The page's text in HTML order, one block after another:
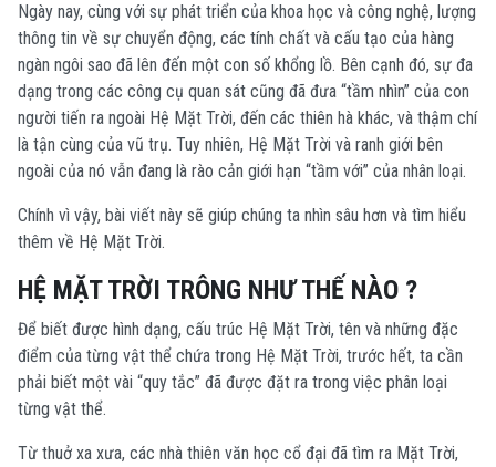
Ngày nay, cùng với sự phát triển của khoa học và công nghệ, lượng
thông tin về sự chuyển động, các tính chất và cấu tạo của hàng
ngàn ngôi sao đã lên đến một con số khổng lồ. Bên cạnh đó, sự đa
dạng trong các công cụ quan sát cũng đã đưa “tầm nhìn” của con
người tiến ra ngoài Hệ Mặt Trời, đến các thiên hà khác, và thậm chí
là tận cùng của vũ trụ. Tuy nhiên, Hệ Mặt Trời và ranh giới bên
ngoài của nó vẫn đang là rào cản giới hạn “tầm với” của nhân loại.
Chính vì vậy, bài viết này sẽ giúp chúng ta nhìn sâu hơn và tìm hiểu
thêm về Hệ Mặt Trời.
HỆ MẶT TRỜI TRÔNG NHƯ THẾ NÀO ?
Để biết được hình dạng, cấu trúc Hệ Mặt Trời, tên và những đặc
điểm của từng vật thể chứa trong Hệ Mặt Trời, trước hết, ta cần
phải biết một vài “quy tắc” đã được đặt ra trong việc phân loại
từng vật thể.
Từ thuở xa xưa, các nhà thiên văn học cổ đại đã tìm ra Mặt Trời,